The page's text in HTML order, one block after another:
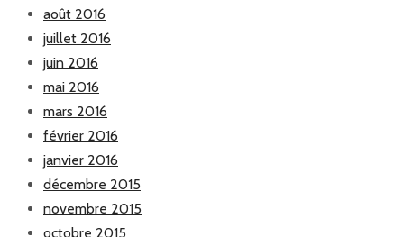
août 2016
juillet 2016
juin 2016
mai 2016
mars 2016
février 2016
janvier 2016
décembre 2015
novembre 2015
octobre 2015